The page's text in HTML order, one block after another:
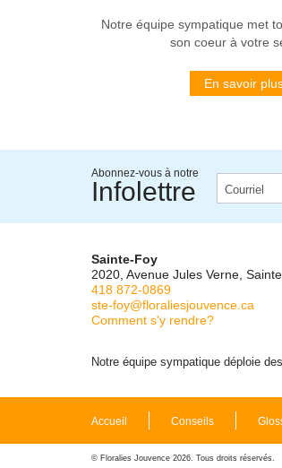
Notre équipe sympatique met
son coeur à votre
En savoir
Abonnez-vous à notre
Infolettre
Sainte-Foy
2020, Avenue Jules Verne,
418 872-0869
ste-foy@floraliesjouvence.ca
Comment s'y rendre?
Notre équipe sympatique déploie
Accueil Conseils
© Floralies Jouvence 2026. Tous droits réservés.